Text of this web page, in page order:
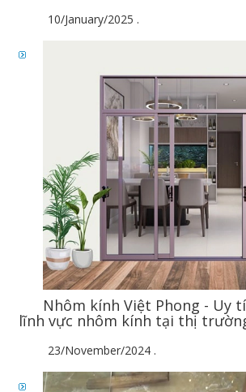
10/January/2025 .
Nhôm kính Việt Phong - Uy
lĩnh vực nhôm kính tại thị
23/November/2024 .